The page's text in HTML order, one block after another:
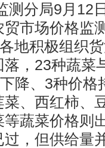
测分局9月12
市场价格监
地积极组织
，23种蔬菜
降、3种价格
、西红柿、
蔬菜价格则
，但供给量